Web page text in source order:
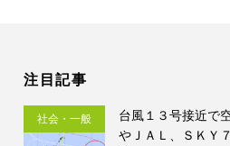
注目記事
社会・一般
台風１３号接近で
やＪＡＬ、ＳＫＹ